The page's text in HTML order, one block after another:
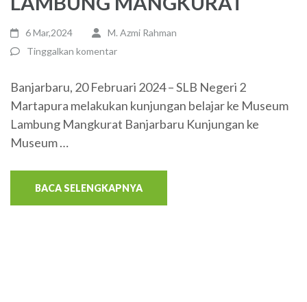
6 Mar,2024
M. Azmi Rahman
Tinggalkan komentar
Banjarbaru, 20 Februari 2024 – SLB Negeri 2
Martapura melakukan kunjungan belajar ke Museum
Lambung Mangkurat Banjarbaru Kunjungan ke
Museum …
BACA SELENGKAPNYA